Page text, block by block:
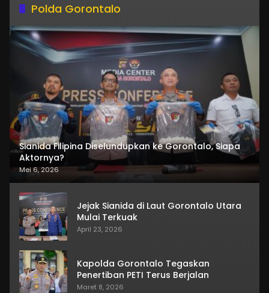
Polda Gorontalo
Sianida Filipina Diselundupkan ke Gorontalo, Siapa
Aktornya?
Mei 6, 2026
Jejak Sianida di Laut Gorontalo Utara
Mulai Terkuak
April 23, 2026
Kapolda Gorontalo Tegaskan
Penertiban PETI Terus Berjalan
Maret 8, 2026